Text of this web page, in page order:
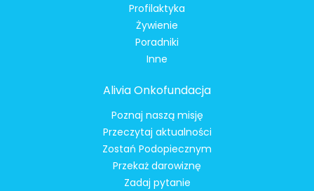
Profilaktyka
Żywienie
Poradniki
Inne
Alivia Onkofundacja
Poznaj naszą misję
Przeczytaj aktualności
Zostań Podopiecznym
Przekaż darowiznę
Zadaj pytanie